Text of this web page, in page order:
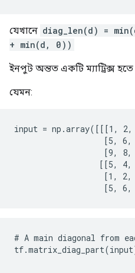
যেখানে diag_len(d) =
+ min(d, 0))
ইনপুট অন্তত একটি ম্যাট্রিক্স হতে
যেমন:
input = np.array([[[1,
[5, 6,
[9, 8,
[[5, 4,
[1, 2,
[5, 6,
# A main diagonal from